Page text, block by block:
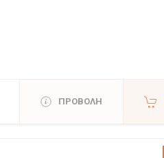
ΠΡΟΒΟΛΗ